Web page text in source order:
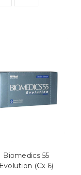
Biomedics 55
Evolution (Cx 6)